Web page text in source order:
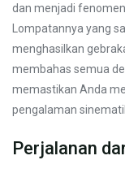
dan menjadi
Lompatannya yang
menghasilkan
membahas semua
memastikan Anda
pengalaman
Perjalanan